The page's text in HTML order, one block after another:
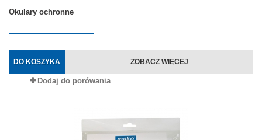
Okulary ochronne
DO KOSZYKA ZOBACZ WIĘCEJ
Dodaj do porówania